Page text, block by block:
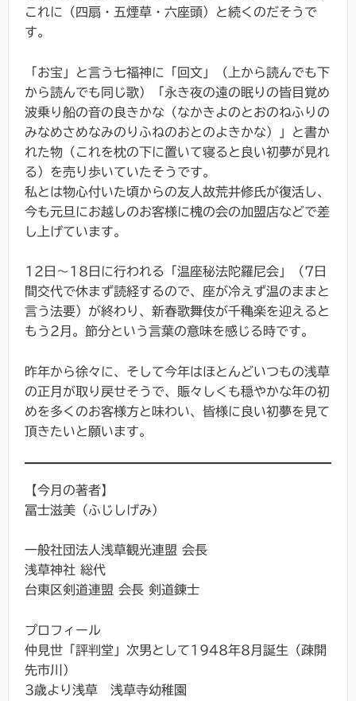
これに（四扇・五煙草・六座頭）と続くのだそうで
す。
「お宝」と言う七福神に「回文」（上から読んでも下
から読んでも同じ歌）「永き夜の遠の眠りの皆目覚め
波乗り船の音の良きかな（なかきよのとおのねふりの
みなめさめなみのりふねのおとのよきかな）」と書か
れた物（これを枕の下に置いて寝ると良い初夢が見れ
る）を売り歩いていたそうです。
私とは物心付いた頃からの友人故荒井修氏が復活し、
今も元旦にお越しのお客様に槐の会の加盟店などで差
し上げています。
12日～18日に行われる「温座秘法陀羅尼会」（7日
間交代で休まず読経するので、座が冷えず温のままと
言う法要）が終わり、新春歌舞伎が千穐楽を迎えると
もう2月。節分という言葉の意味を感じる時です。
昨年から徐々に、そして今年はほとんどいつもの浅草
の正月が取り戻せそうで、賑々しくも穏やかな年の初
めを多くのお客様方と味わい、皆様に良い初夢を見て
頂きたいと願います。
【今月の著者】
冨士滋美（ふじしげみ）
一般社団法人浅草観光連盟 会長
浅草神社 総代
台東区剣道連盟 会長 剣道錬士
プロフィール
仲見世「評判堂」次男として1948年8月誕生（疎開
先市川）
3歳より浅草 浅草寺幼稚園